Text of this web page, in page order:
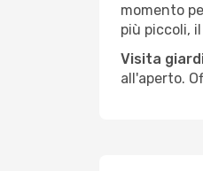
momento
più piccoli,
Visita
all'aperto.